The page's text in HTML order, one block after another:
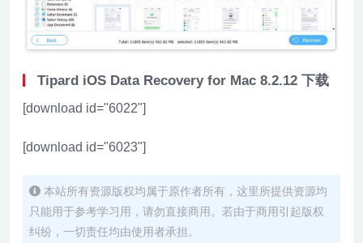
Tipard iOS Data Recovery for Mac 8.2.12 下载
[download id="6022"]
[download id="6023"]
本站所有资源版权均属于原作者所有，这里所提供资源均
只能用于参考学习用，请勿直接商用。若由于商用引起版权
纠纷，一切责任均由使用者承担。